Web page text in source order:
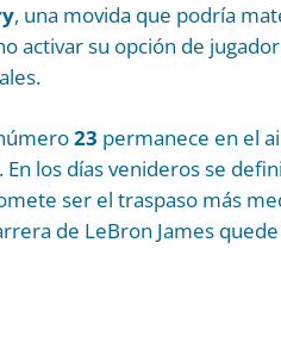
, una movida que podría
activar su opción de
23 permanece en el
los días venideros se
ser el traspaso más
de LeBron James